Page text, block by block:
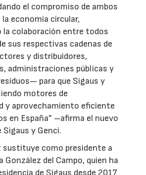
el compromiso de ambos
economía circular,
la colaboración entre todos
sus respectivas cadenas de
y distribuidores,
administraciones públicas y
para que Sigaus y
motores de
y aprovechamiento eficiente
en España” –afirma el nuevo
Sigaus y Genci.
sustituye como presidente a
González del Campo, quien ha